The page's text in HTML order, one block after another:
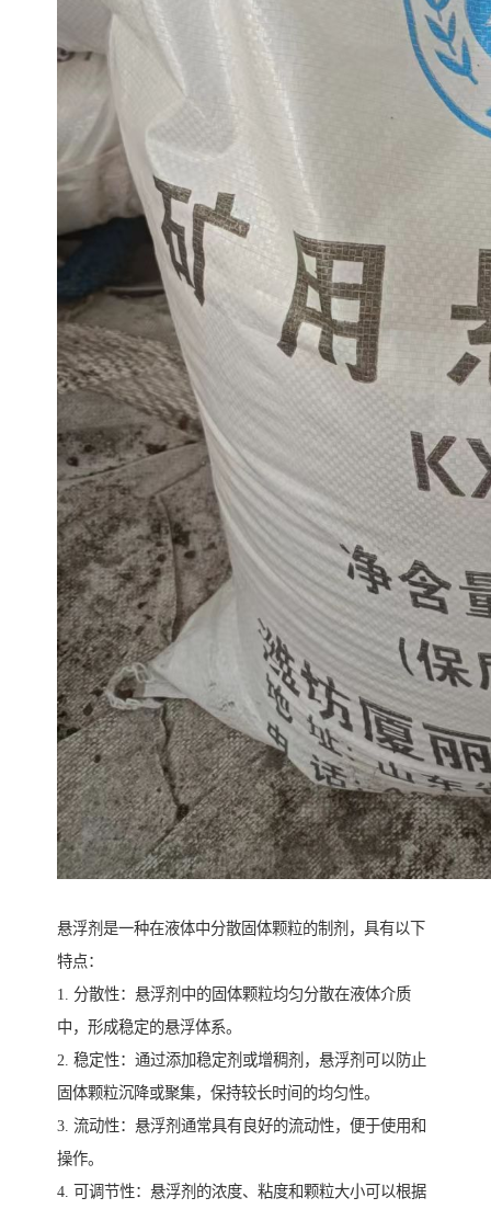
悬浮剂是一种在液体中分散固体颗粒的制剂，具有以下
特点：
1. 分散性：悬浮剂中的固体颗粒均匀分散在液体介质
中，形成稳定的悬浮体系。
2. 稳定性：通过添加稳定剂或增稠剂，悬浮剂可以防止
固体颗粒沉降或聚集，保持较长时间的均匀性。
3. 流动性：悬浮剂通常具有良好的流动性，便于使用和
操作。
4. 可调节性：悬浮剂的浓度、粘度和颗粒大小可以根据